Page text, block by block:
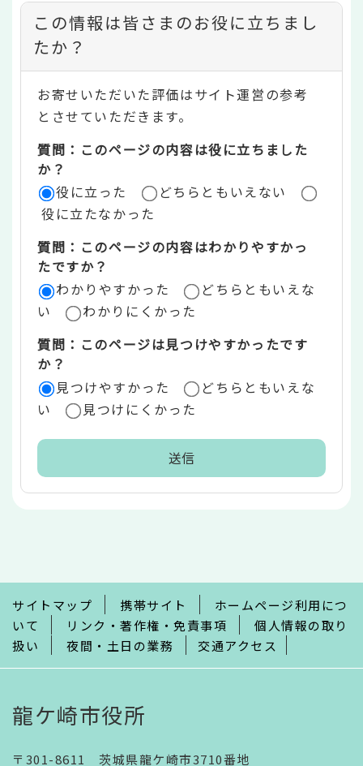
コ
ン
テ
ン
ツ
評
価
リ
ア
この情報は皆さまのお役に立ちまし
たか？
お寄せいただいた評価はサイト運営の参考
とさせていただきます。
質問：このページの内容は役に立ちました
か？
役に立った
どちらともいえない
役に立たなかった
質問：このページの内容はわかりやすかっ
たですか？
わかりやすかった
どちらともいえな
い
わかりにくかった
質問：このページは見つけやすかったです
か？
見つけやすかった
どちらともいえな
い
見つけにくかった
で
サイトマップ 携帯サイト
ホームページ利用につ
いて
リンク・著作権・免責事項
個人情報の取り
扱い
夜間・土日の業務 交通アクセス
龍ケ崎市役所
〒301-8611 茨城県龍ケ崎市3710番地